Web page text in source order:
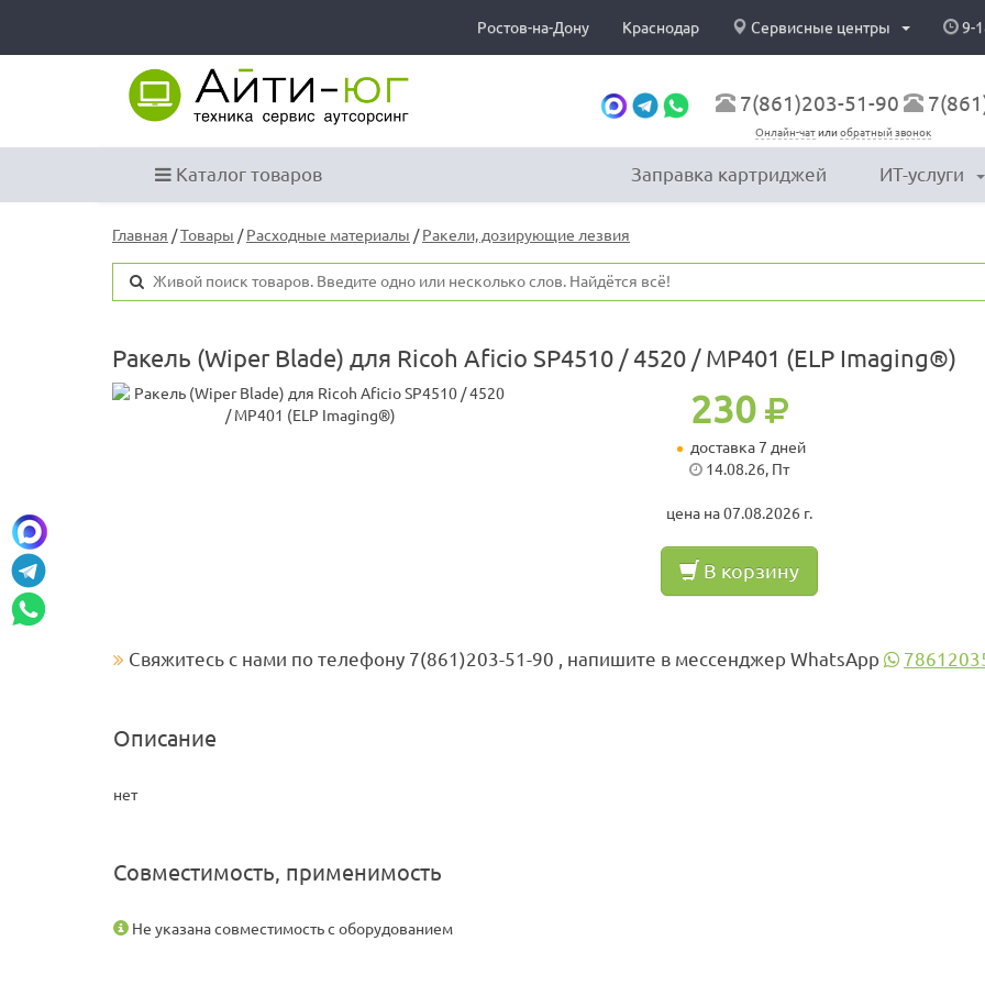
Ростов-на-Дону Краснодар Сервисные центры 9-
7(861)203-51-90
Онлайн-чатилиобратный звонок
Каталог товаров Заправка картриджей ИТ-услуги
Главная /Товары /Расходные материалы /Ракели, дозирующие лезвия
Ракель (Wiper Blade) для Ricoh Aficio SP4510 / 4520 / MP401 (ELP Imaging®)
230
доставка 7 дней
14.08.26, Пт
цена на 07.08.2026 г.
В корзину
Свяжитесь с нами по телефону 7(861)203-51-90 , напишите в мессенджер WhatsApp
Описание
нет
Совместимость, применимость
Не указана совместимость с оборудованием